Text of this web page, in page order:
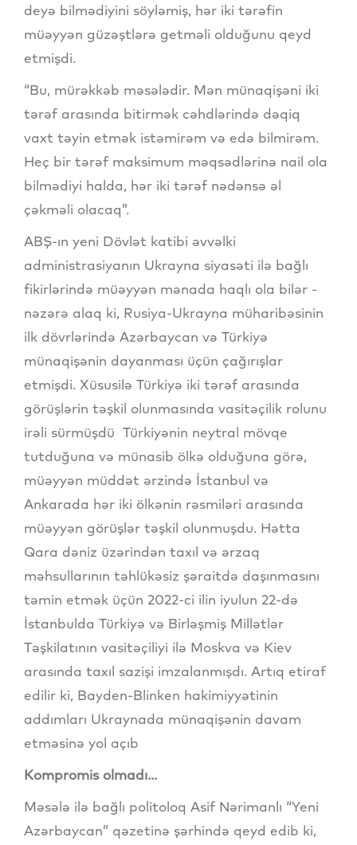
deyə bilmədiyini söyləmiş, hər iki tərəfin
müəyyən güzəştlərə getməli olduğunu qeyd
etmişdi.
“Bu, mürəkkəb məsələdir. Mən münaqişəni iki
tərəf arasında bitirmək cəhdlərində dəqiq
vaxt təyin etmək istəmirəm və edə bilmirəm.
Heç bir tərəf maksimum məqsədlərinə nail ola
bilmədiyi halda, hər iki tərəf nədənsə əl
çəkməli olacaq”.
ABŞ-ın yeni Dövlət katibi əvvəlki
administrasiyanın Ukrayna siyasəti ilə bağlı
fikirlərində müəyyən mənada haqlı ola bilər -
nəzərə alaq ki, Rusiya-Ukrayna müharibəsinin
ilk dövrlərində Azərbaycan və Türkiyə
münaqişənin dayanması üçün çağırışlar
etmişdi. Xüsusilə Türkiyə iki tərəf arasında
görüşlərin təşkil olunmasında vasitəçilik rolunu
irəli sürmüşdü Türkiyənin neytral mövqe
tutduğuna və münasib ölkə olduğuna görə,
müəyyən müddət ərzində İstanbul və
Ankarada hər iki ölkənin rəsmiləri arasında
müəyyən görüşlər təşkil olunmuşdu. Hətta
Qara dəniz üzərindən taxıl və ərzaq
məhsullarının təhlükəsiz şəraitdə daşınmasını
təmin etmək üçün 2022-ci ilin iyulun 22-də
İstanbulda Türkiyə və Birləşmiş Millətlər
Təşkilatının vasitəçiliyi ilə Moskva və Kiev
arasında taxıl sazişi imzalanmışdı. Artıq etiraf
edilir ki, Bayden-Blinken hakimiyyətinin
addımları Ukraynada münaqişənin davam
etməsinə yol açıb
Kompromis olmadı...
Məsələ ilə bağlı politoloq Asif Nərimanlı “Yeni
Azərbaycan” qəzetinə şərhində qeyd edib ki,